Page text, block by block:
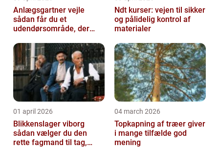
Anlægsgartner vejle
sådan får du et
udendørsområde, der
Ndt kurser: vejen til sikker
og pålidelig kontrol af
materialer
01 april 2026
Blikkenslager viborg
sådan vælger du den
rette fagmand til tag,
04 march 2026
Topkapning af træer giver
i mange tilfælde god
mening